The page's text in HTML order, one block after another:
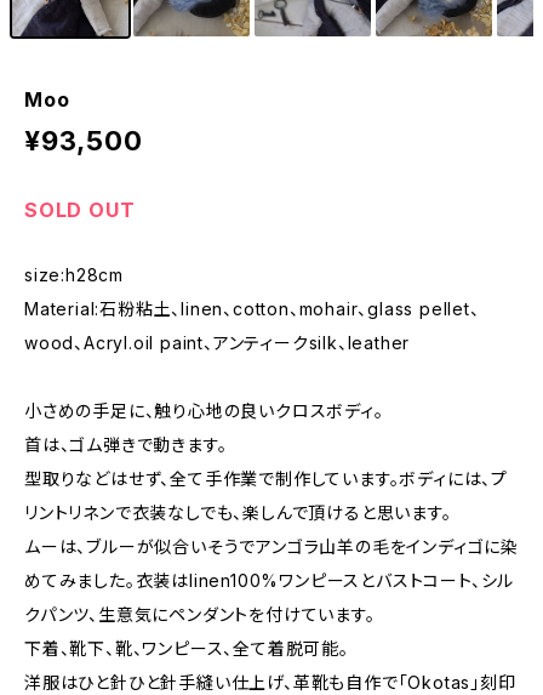
Moo
¥93,500
SOLD OUT
size:h28cm
Material:石粉粘土、linen、cotton、mohair、glass pellet、
wood、Acryl.oil paint、アンティークsilk、leather
小さめの手足に、触り心地の良いクロスボディ。
首は、ゴム弾きで動きます。
型取りなどはせず、全て手作業で制作しています。ボディには、プ
リントリネンで衣装なしでも、楽しんで頂けると思います。
ムーは、ブルーが似合いそうでアンゴラ山羊の毛をインディゴに染
めてみました。衣装はlinen100%ワンピースとバストコート、シル
クパンツ、生意気にペンダントを付けています。
下着、靴下、靴、ワンピース、全て着脱可能。
洋服はひと針ひと針手縫い仕上げ、革靴も自作で「Okotas」刻印